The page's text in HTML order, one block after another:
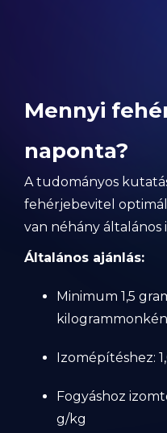
Mennyi
naponta?
A tudományos
fehérjebevitel
van néhány általános
Általános ajánlás:
Minimum 1,5
Izomépítéshez:
Fogyáshoz
g/kg